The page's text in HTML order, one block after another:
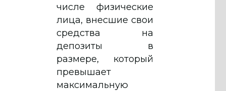
числе физические
лица, внесшие свои
средства на
депозиты в
размере, который
превышает
максимальную